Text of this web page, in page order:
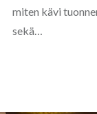
miten kävi
sekä…